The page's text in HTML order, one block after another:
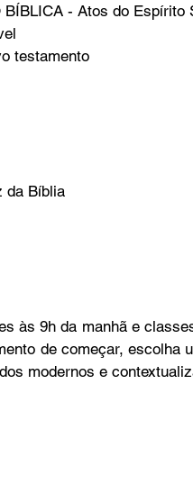
BÍBLICA - Atos do Espírito
testamento
da Bíblia
às 9h da manhã e
de começar, escolha
modernos e